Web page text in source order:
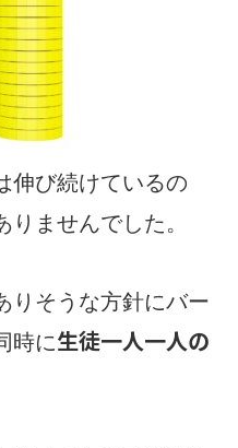
伸び続けているの
ませんでした。
りそうな方針にバー
時に生徒一人一人の